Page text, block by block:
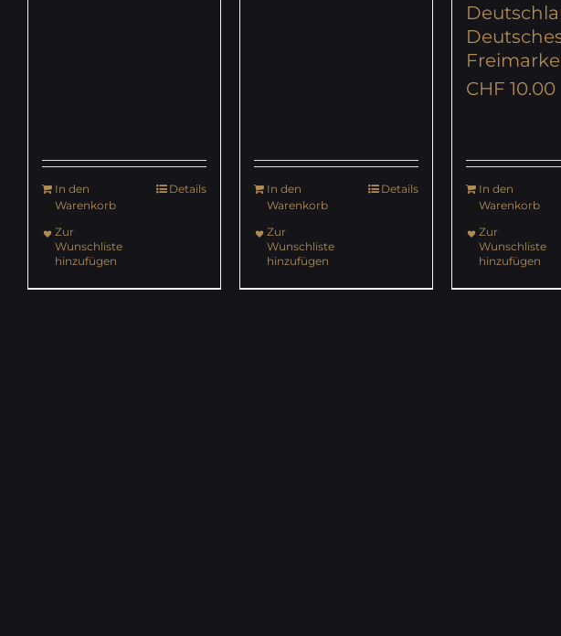
In den
Warenkorb
Details
Zur
Wunschliste
hinzufügen
In den
Warenkorb
Details
Zur
Wunschliste
hinzufügen
CHF 10.00
In den
Warenkorb
Zur
Wunschliste
hinzufügen